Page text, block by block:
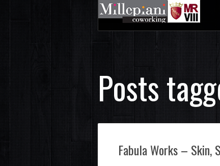
Posts
Fabula Works – Skin,